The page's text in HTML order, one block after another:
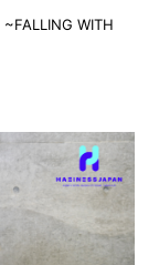
WITH